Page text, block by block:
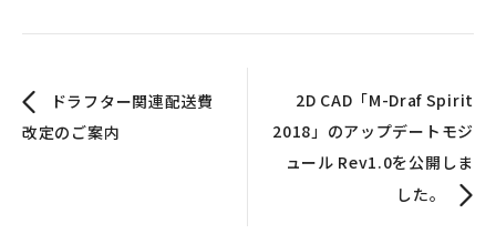
ドラフター関連配送費
改定のご案内
2D CAD「M-Draf Spirit
2018」のアップデートモジ
ュール Rev1.0を公開しま
した。